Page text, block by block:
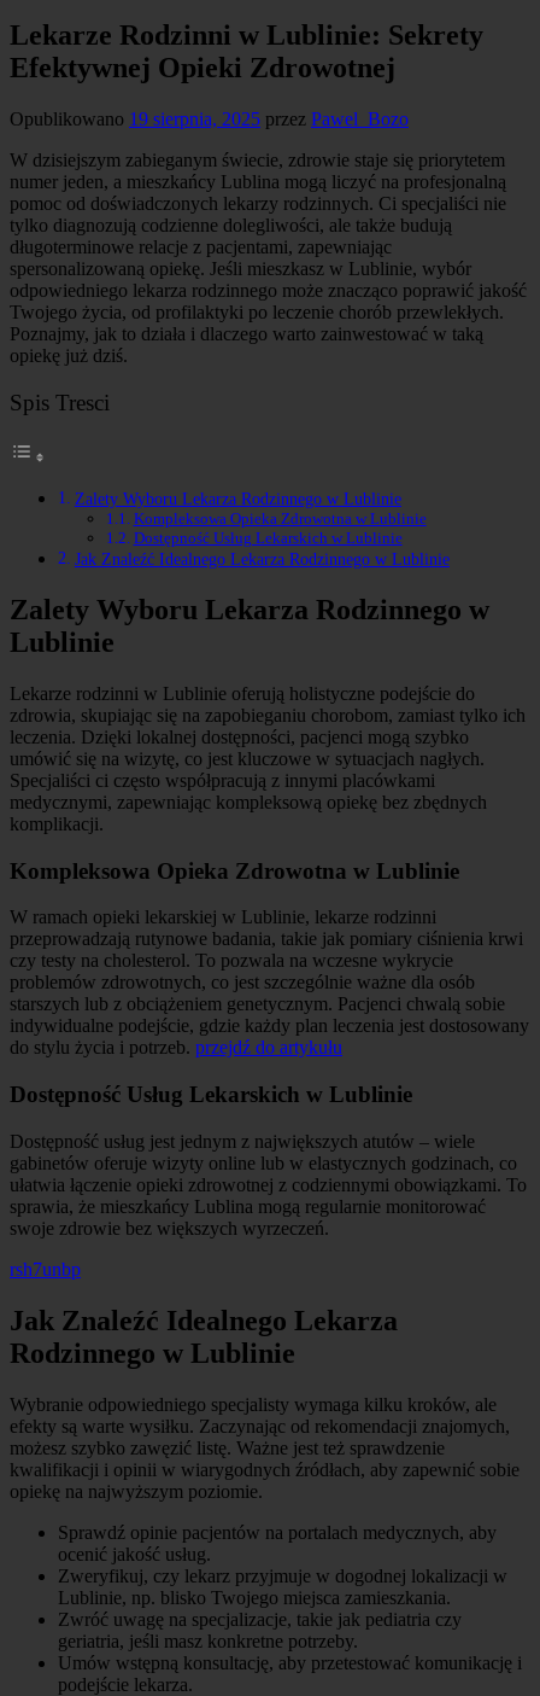
Lekarze Rodzinni w Lublinie: Sekrety
Efektywnej Opieki Zdrowotnej
Opublikowano 19 sierpnia, 2025 przez Pawel_Bozo
W dzisiejszym zabieganym świecie, zdrowie staje się priorytetem
numer jeden, a mieszkańcy Lublina mogą liczyć na profesjonalną
pomoc od doświadczonych lekarzy rodzinnych. Ci specjaliści nie
tylko diagnozują codzienne dolegliwości, ale także budują
długoterminowe relacje z pacjentami, zapewniając
spersonalizowaną opiekę. Jeśli mieszkasz w Lublinie, wybór
odpowiedniego lekarza rodzinnego może znacząco poprawić jakość
Twojego życia, od profilaktyki po leczenie chorób przewlekłych.
Poznajmy, jak to działa i dlaczego warto zainwestować w taką
opiekę już dziś.
Spis Tresci
Zalety Wyboru Lekarza Rodzinnego w Lublinie
Kompleksowa Opieka Zdrowotna w Lublinie
Dostępność Usług Lekarskich w Lublinie
Jak Znaleźć Idealnego Lekarza Rodzinnego w Lublinie
Zalety Wyboru Lekarza Rodzinnego w
Lublinie
Lekarze rodzinni w Lublinie oferują holistyczne podejście do
zdrowia, skupiając się na zapobieganiu chorobom, zamiast tylko ich
leczenia. Dzięki lokalnej dostępności, pacjenci mogą szybko
umówić się na wizytę, co jest kluczowe w sytuacjach nagłych.
Specjaliści ci często współpracują z innymi placówkami
medycznymi, zapewniając kompleksową opiekę bez zbędnych
komplikacji.
Kompleksowa Opieka Zdrowotna w Lublinie
W ramach opieki lekarskiej w Lublinie, lekarze rodzinni
przeprowadzają rutynowe badania, takie jak pomiary ciśnienia krwi
czy testy na cholesterol. To pozwala na wczesne wykrycie
problemów zdrowotnych, co jest szczególnie ważne dla osób
starszych lub z obciążeniem genetycznym. Pacjenci chwalą sobie
indywidualne podejście, gdzie każdy plan leczenia jest dostosowany
do stylu życia i potrzeb. przejdź do artykułu
Dostępność Usług Lekarskich w Lublinie
Dostępność usług jest jednym z największych atutów – wiele
gabinetów oferuje wizyty online lub w elastycznych godzinach, co
ułatwia łączenie opieki zdrowotnej z codziennymi obowiązkami. To
sprawia, że mieszkańcy Lublina mogą regularnie monitorować
swoje zdrowie bez większych wyrzeczeń.
rsh7unbp
Jak Znaleźć Idealnego Lekarza
Rodzinnego w Lublinie
Wybranie odpowiedniego specjalisty wymaga kilku kroków, ale
efekty są warte wysiłku. Zaczynając od rekomendacji znajomych,
możesz szybko zawęzić listę. Ważne jest też sprawdzenie
kwalifikacji i opinii w wiarygodnych źródłach, aby zapewnić sobie
opiekę na najwyższym poziomie.
Sprawdź opinie pacjentów na portalach medycznych, aby
ocenić jakość usług.
Zweryfikuj, czy lekarz przyjmuje w dogodnej lokalizacji w
Lublinie, np. blisko Twojego miejsca zamieszkania.
Zwróć uwagę na specjalizacje, takie jak pediatria czy
geriatria, jeśli masz konkretne potrzeby.
Umów wstępną konsultację, aby przetestować komunikację i
podejście lekarza.